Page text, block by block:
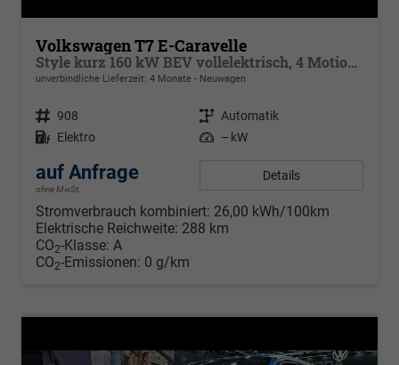
Volkswagen T7 E-Caravelle
Style kurz 160 kW BEV vollelektrisch, 4 Motion, 8 Sitze, Navigationssystem Discover Media, Klimaautomatik 3 Zonen, dunkel eingefärbte Scheiben, Fahrerassistenzpaket Plus,
unverbindliche Lieferzeit: 4 Monate Neuwagen
Fahrzeugnr. 908 Getriebe Automatik
Kraftstoff Elektro Leistung – kW
auf Anfrage
ohne MwSt.
Details
Stromverbrauch kombiniert: 26,00 kWh/100km
Elektrische Reichweite: 288 km
CO2-Klasse: A
CO2-Emissionen: 0 g/km